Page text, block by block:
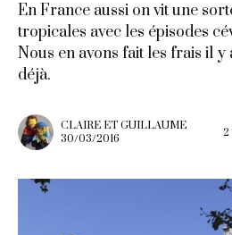
En France aussi on vit une
tropicales avec les épisodes
Nous en avons fait les frais il y
déjà.
CLAIRE ET GUILLAUME
30/03/2016
2